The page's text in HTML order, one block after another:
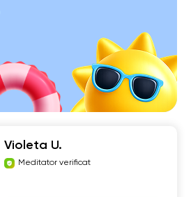
Violeta U.
Meditator verificat